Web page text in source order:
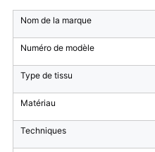
Nom de la marque
Numéro de modèle
Type de tissu
Matériau
Techniques